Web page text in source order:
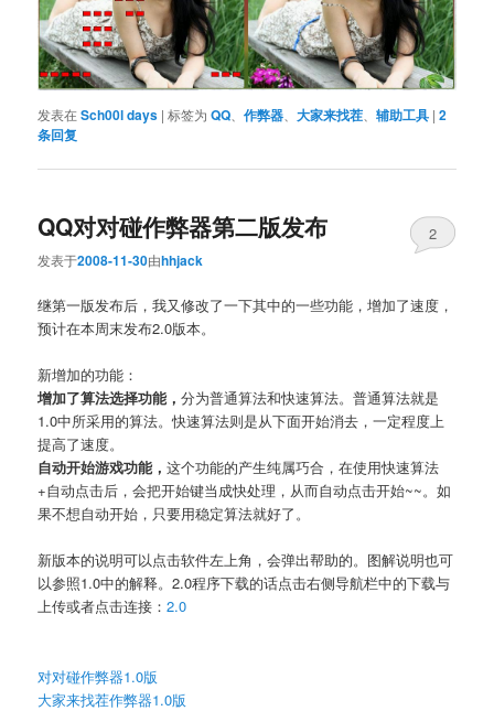
发表在Sch00l days |标签为 QQ、作弊器、大家来找茬、辅助工具 |2
条回复
QQ对对碰作弊器第二版发布
发表于2008-11-30由hhjack
2
继第一版发布后，我又修改了一下其中的一些功能，增加了速度，
预计在本周末发布2.0版本。
新增加的功能：
增加了算法选择功能，分为普通算法和快速算法。普通算法就是
1.0中所采用的算法。快速算法则是从下面开始消去，一定程度上
提高了速度。
自动开始游戏功能，这个功能的产生纯属巧合，在使用快速算法
+自动点击后，会把开始键当成快处理，从而自动点击开始~~。如
果不想自动开始，只要用稳定算法就好了。
新版本的说明可以点击软件左上角，会弹出帮助的。图解说明也可
以参照1.0中的解释。2.0程序下载的话点击右侧导航栏中的下载与
上传或者点击连接：2.0
对对碰作弊器1.0版
大家来找茬作弊器1.0版